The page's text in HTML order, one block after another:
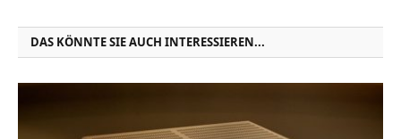
DAS KÖNNTE SIE AUCH INTERESSIEREN...